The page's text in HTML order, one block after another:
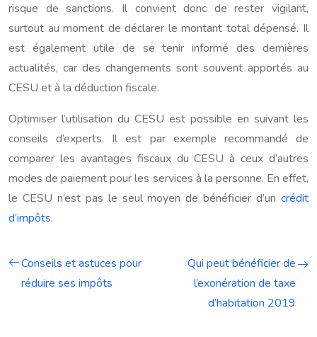
risque de sanctions. Il convient donc de rester vigilant,
surtout au moment de déclarer le montant total dépensé. Il
est également utile de se tenir informé des dernières
actualités, car des changements sont souvent apportés au
CESU et à la déduction fiscale.
Optimiser l’utilisation du CESU est possible en suivant les
conseils d’experts. Il est par exemple recommandé de
comparer les avantages fiscaux du CESU à ceux d’autres
modes de paiement pour les services à la personne. En effet,
le CESU n’est pas le seul moyen de bénéficier d’un crédit
d’impôts.
Conseils et astuces pour
réduire ses impôts
Qui peut bénéficier de
l’exonération de taxe
d’habitation 2019